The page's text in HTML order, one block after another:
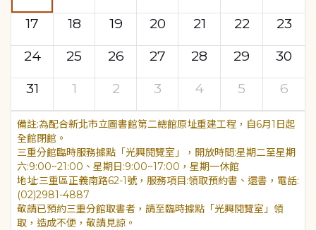
17
18 19 20 21 22
23
24
25 26 27 28 29
30
31
1 2 3 4 5 6
為配合新北市立圖書館第二總館原址重建工程，自6月1日起
全館閉館。
三重分館臨時服務據點「光興閱覽室」，開放時間:星期二至星期
六:9:00~21:00、星期日:9:00~17:00，星期一休館
地址:三重區正義南路62-1號，服務項目:領取預約書、還書，電話:
(02)2981-4887
敬請已預約三重分館取書者，請至臨時據點「光興閱覽室」領
取，造成不便，敬請見諒。